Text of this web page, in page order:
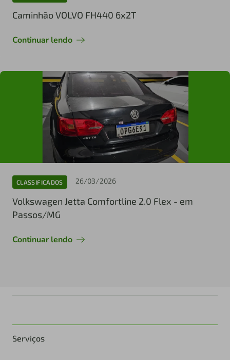
Caminhão VOLVO FH440 6x2T
Continuar lendo
CLASSIFICADOS 26/03/2026
Volkswagen Jetta Comfortline 2.0 Flex - em
Passos/MG
Continuar lendo
Serviços